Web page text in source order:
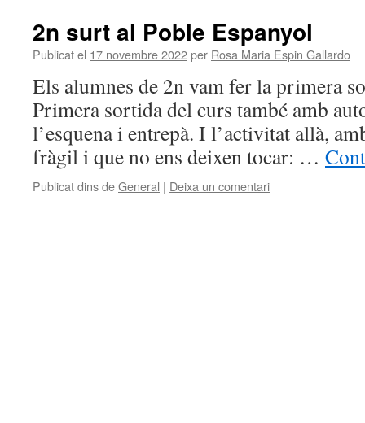
2n surt al Poble Espanyol
Publicat el 17 novembre 2022per Rosa Maria Espin Gallardo
Els alumnes de 2n vam fer la primera
Primera sortida del curs també amb
l’esquena i entrepà. I l’activitat allà,
fràgil i que no ens deixen tocar: …
Publicat dins deGeneral | Deixa un comentari